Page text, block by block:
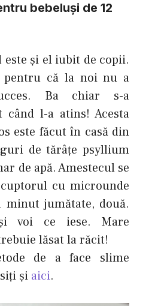
bebeluşi de 12
este şi el iubit de copii.
pentru că la noi nu a
Ba chiar s-a
când l-a atins! Acesta
este făcut în casă din
de tărâţe psyllium
de apă. Amestecul se
cu microunde
minut jumătate, două.
voi ce iese. Mare
lăsat la răcit!
de a face slime
şi aici.